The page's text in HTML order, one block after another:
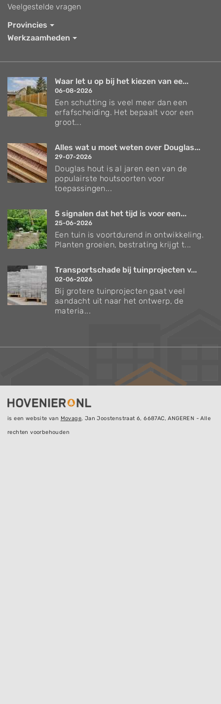
Veelgestelde vragen
Provincies
Werkzaamheden
Waar let u op bij het kiezen van ee...
06-08-2026
Een schutting is veel meer dan een
erfafscheiding. Het bepaalt voor een
groot...
Alles wat u moet weten over Douglas...
29-07-2026
Douglas hout is al jaren een van de
populairste houtsoorten voor
toepassingen...
5 signalen dat het tijd is voor een...
25-06-2026
Een tuin is voortdurend in ontwikkeling.
Planten groeien, bestrating krijgt t...
Transportschade bij tuinprojecten v...
02-06-2026
Bij grotere tuinprojecten gaat veel
aandacht uit naar het ontwerp, de
materia...
is een website van Movage, Jan Joostenstraat 6, 6687AC, ANGEREN - Alle
rechten voorbehouden